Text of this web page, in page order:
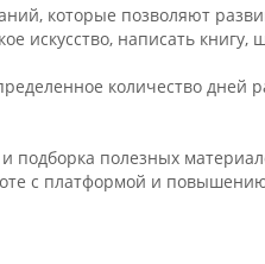
которые позволяют
искусство, написать книгу,
количество дней
подборка полезных
с платформой и